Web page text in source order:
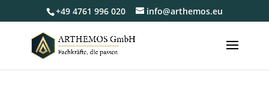
+49 4761 996 020 info@arthemos.eu